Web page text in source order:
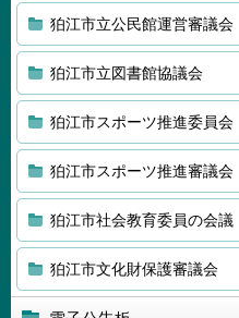
狛江市立公民館運営審議会
狛江市立図書館協議会
狛江市スポーツ推進委員会
狛江市スポーツ推進審議会
狛江市社会教育委員の会議
狛江市文化財保護審議会